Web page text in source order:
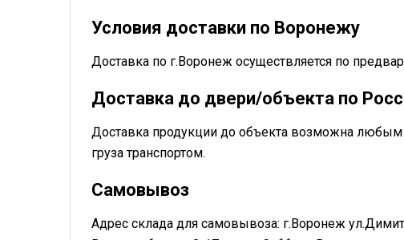
Условия доставки по Воронежу
Доставка по г.Воронеж осуществляется по
Доставка до двери/объекта по
Доставка продукции до объекта возможна
груза транспортом.
Самовывоз
Адрес склада для самовывоза: г.Воронеж